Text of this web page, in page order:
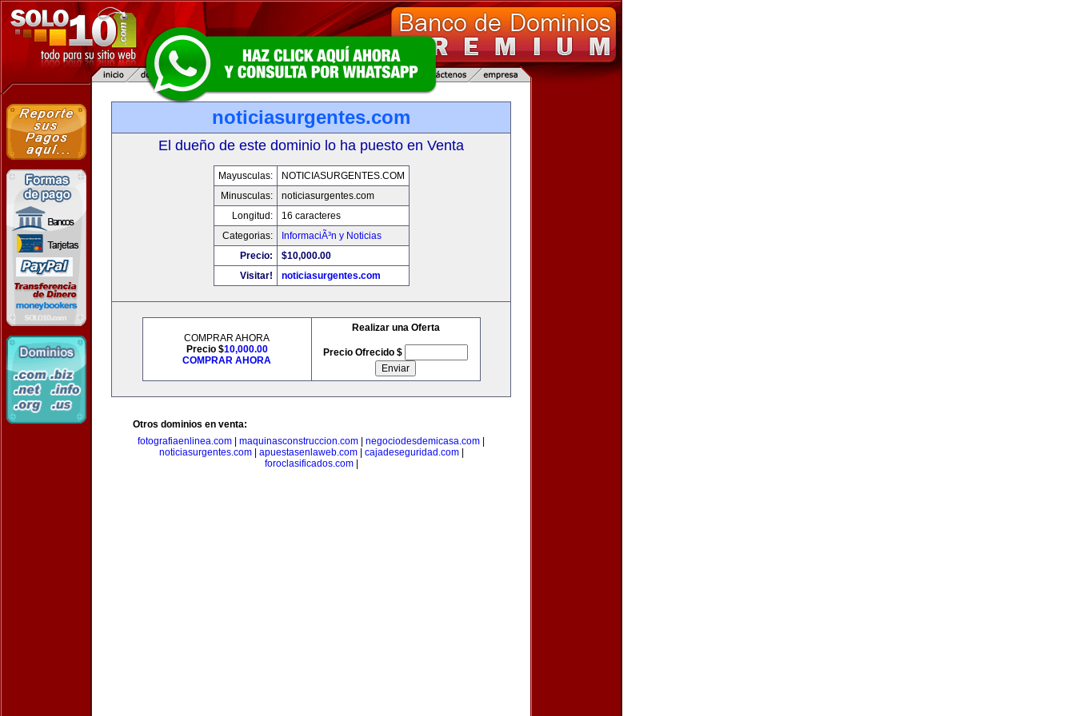
noticiasurgentes.com
El dueño de este dominio lo ha puesto en Venta
Mayusculas:
NOTICIASURGENTES.COM
Minusculas:
noticiasurgentes.com
Longitud:
16 caracteres
Categorias:
InformaciÃ³n y Noticias
Precio:
$10,000.00
Visitar!
noticiasurgentes.com
COMPRAR AHORA
Precio $10,000.00
COMPRAR AHORA
Realizar una Oferta
Precio Ofrecido $
Otros dominios en venta:
fotografiaenlinea.com
maquinasconstruccion.com negociodesdemicasa.com
noticiasurgentes.com| apuestasenlaweb.com| cajadeseguridad.com|
foroclasificados.com|